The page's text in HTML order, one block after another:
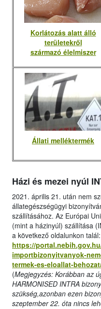
Korlátozás alatt álló
területekről
származó élelmiszer
Állati melléktermék
Házi és mezei nyúl
2021. április 21. után nem
állategészségügyi
szállításához. Az Európai
(mint a házinyúl) szállítása
a következő oldalunkon talál:
https://
importbizonyitvanyok-
termek-es-eloallat-
(Megjegyzés: Korábban az
HARMONISED INTRA
szükség,azonban ezen
szeptember 22. óta nincs